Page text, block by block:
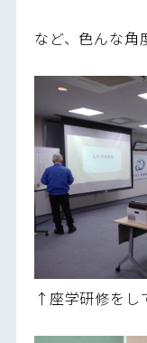
など、色んな角
↑座学研修をし